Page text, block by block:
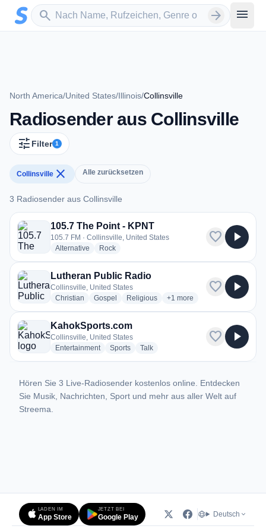
Zum Hauptinhalt springen
search
Sender suchen arrow_forward menu
North America/United States/Illinois/Collinsville
Radiosender aus Collinsville
tune Filter 1
Collinsville close Alle zurücksetzen
3 Radiosender aus Collinsville
3 Radiosender aus Collinsville
105.7 The Point - KPNT
105.7 FM · Collinsville, United States
Alternative radio stations
Rockradio stations
favorite play_arrow
Lutheran Public Radio
Collinsville, United States
Christian radio stations
Gospel radio stations
Religiousradio stations
+1 more genres for Lutheran
more
favorite play_arrow
KahokSports.com
Collinsville, United States
Entertainmentradio stations
Sportsradio stations
Talkradio stations
favorite play_arrow
Hören Sie 3 Live-Radiosender kostenlos online. Entdecken
Sie Musik, Nachrichten, Sport und mehr aus aller Welt auf
Streema.
LADEN IM
App Store
JETZT BEI
Google Play Deutsch